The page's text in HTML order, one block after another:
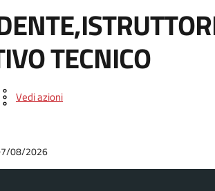
TECNICO
Vedi azioni
08/2026